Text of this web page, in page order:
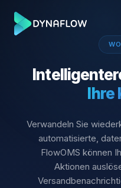
Ihre
Verwandeln Sie
automatisierte,
FlowOMS können
Aktionen